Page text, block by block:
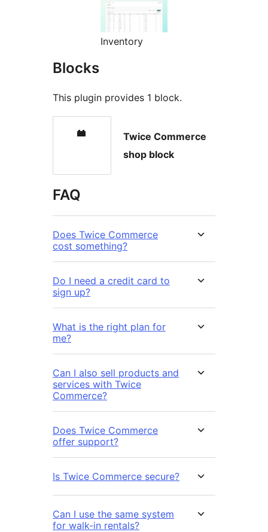
Inventory
Blocks
This plugin provides 1 block.
Twice Commerce
shop block
FAQ
Does Twice Commerce
cost something?
Do I need a credit card to
sign up?
What is the right plan for
me?
Can I also sell products and
services with Twice
Commerce?
Does Twice Commerce
offer support?
Is Twice Commerce secure?
Can I use the same system
for walk-in rentals?